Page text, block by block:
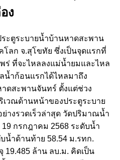
ง
ะตูระบายน้ำบ้านหาดสะพาน
โลก จ.สุโขทัย ซึ่งเป็นจุดแรกที่
ร่ ที่จะไหลลงแม่น้ำยมและไหล
น้ำก้อนแรกได้ไหลมาถึง
ดสะพานจันทร์ ตั้งแต่ช่วง
เวณด้านหน้าของประตูระบาย
งรวดเร็วล่าสุด วัดปริมาณน้ำ
กรกฎาคม 2568 ระดับน้ำ
น้ำด้านท้าย 58.54 ม.รทก.
19.485 ล้าน ลบ.ม. คิดเป็น